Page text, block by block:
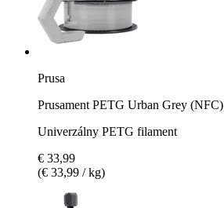
Prusa
Prusament PETG Urban Grey (NFC)
Univerzálny PETG filament
€ 33,99
(€ 33,99 / kg)